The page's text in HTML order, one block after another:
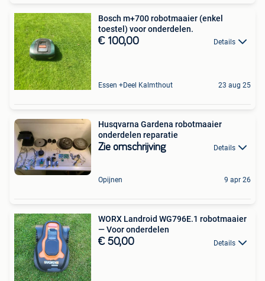
Bosch m+700 robotmaaier (enkel
toestel) voor onderdelen.
€ 100,00 Details
Essen +Deel Kalmthout 23 aug 25
Husqvarna Gardena robotmaaier
onderdelen reparatie
Zie omschrijving Details
Opijnen 9 apr 26
WORX Landroid WG796E.1 robotmaaier
— Voor onderdelen
€ 50,00 Details